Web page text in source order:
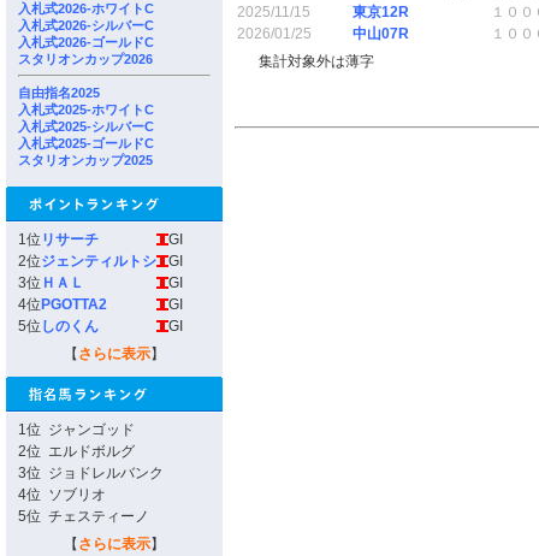
入札式2026-ホワイトC
入札式2026-シルバーC
入札式2026-ゴールドC
スタリオンカップ2026
自由指名2025
入札式2025-ホワイトC
入札式2025-シルバーC
入札式2025-ゴールドC
スタリオンカップ2025
1位 リサーチ
GI
2位ジェンティルトシ
GI
3位 ＨＡＬ
GI
4位 PGOTTA2
GI
5位 しのくん
GI
【 さらに表示】
1位 ジャンゴッド
2位 エルドボルグ
3位 ジョドレルバンク
4位 ソブリオ
5位 チェスティーノ
【 さらに表示】
2025/11/15
東京12R
１０
2026/01/25
中山07R
１０
集計対象外は薄字